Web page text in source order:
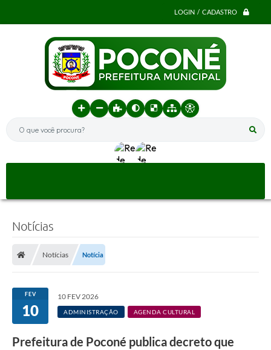
LOGIN / CADASTRO
O que você procura?
Notícias
Notícias Notícia
FEV
10
10 FEV 2026
ADMINISTRAÇÃO AGENDA CULTURAL
Prefeitura de Poconé publica decreto que